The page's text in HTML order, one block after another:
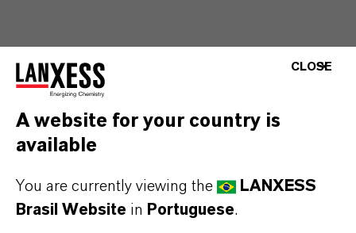
CLOSE
A website for your country is
available
You are currently viewing the
LANXESS
Brasil Website in Portuguese.